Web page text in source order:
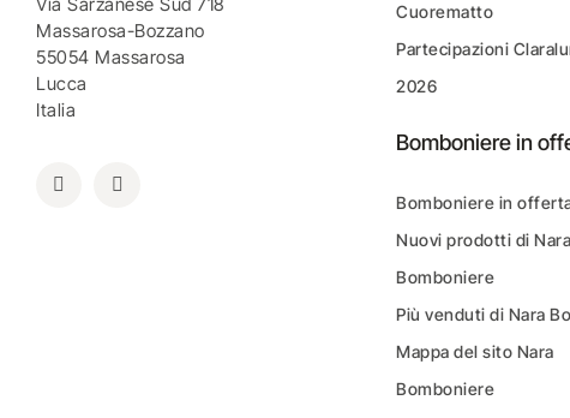
Massarosa-Bozzano
55054 Massarosa
Lucca
Italia
Cuorematto
Partecipazioni
2026
Bomboniere in
Bomboniere in
Nuovi prodotti di Nara
Bomboniere
Più venduti di Nara
Mappa del sito Nara
Bomboniere